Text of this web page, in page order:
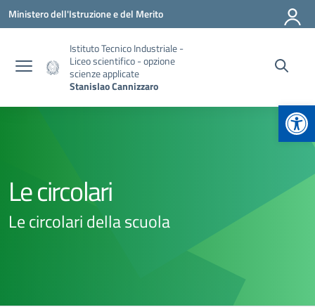
Vai ai contenuti
Vai al menu di navigazione
Vai al footer
Ministero dell'Istruzione e del Merito
Istituto Tecnico Industriale -
Liceo scientifico - opzione
scienze applicate
Stanislao Cannizzaro
Le circolari
Le circolari della scuola